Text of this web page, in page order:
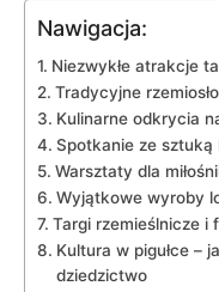
Nawigacja:
Niezwykłe⁢ atrakcje
Tradycyjne⁤
Kulinarne odkrycia
Spotkanie ze
Warsztaty dla
Wyjątkowe wyroby
Targi rzemieślnicze i
Kultura w pigułce –
dziedzictwo